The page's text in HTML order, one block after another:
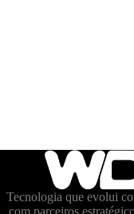
Tecnologia que evolui
com parceiros